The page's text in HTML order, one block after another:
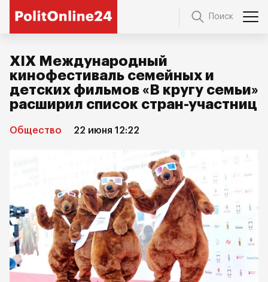
Поиск
XIХ Международный
кинофестиваль семейных и
детских фильмов «В кругу семьи»
расширил список стран-участниц
Общество 22 июня 12:22